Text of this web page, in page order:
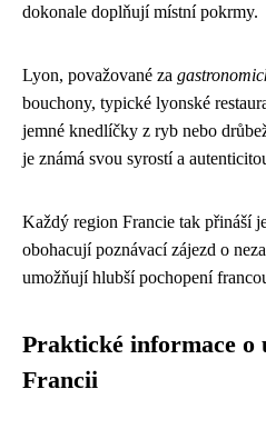
dokonale doplňují místní pokrmy.
Lyon, považované za
bouchony, typické lyonské
jemné knedlíčky z ryb nebo
je známá svou syrostí a
Každý region Francie tak přináší
obohacují poznávací zájezd o
umožňují hlubší pochopení
Praktické informace o
Francii